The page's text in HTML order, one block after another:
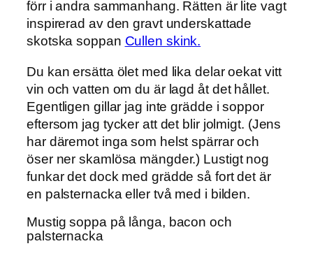
förr i andra sammanhang. Rätten är lite vagt
inspirerad av den gravt underskattade
skotska soppan Cullen skink.
Du kan ersätta ölet med lika delar oekat vitt
vin och vatten om du är lagd åt det hållet.
Egentligen gillar jag inte grädde i soppor
eftersom jag tycker att det blir jolmigt. (Jens
har däremot inga som helst spärrar och
öser ner skamlösa mängder.) Lustigt nog
funkar det dock med grädde så fort det är
en palsternacka eller två med i bilden.
Mustig soppa på långa, bacon och
palsternacka